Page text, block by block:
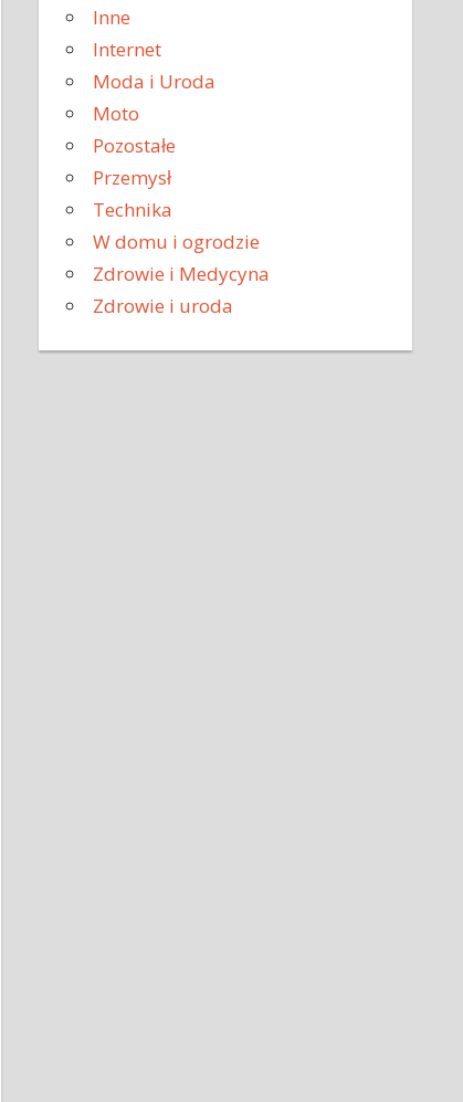
Inne
Internet
Moda i Uroda
Moto
Pozostałe
Przemysł
Technika
W domu i ogrodzie
Zdrowie i Medycyna
Zdrowie i uroda